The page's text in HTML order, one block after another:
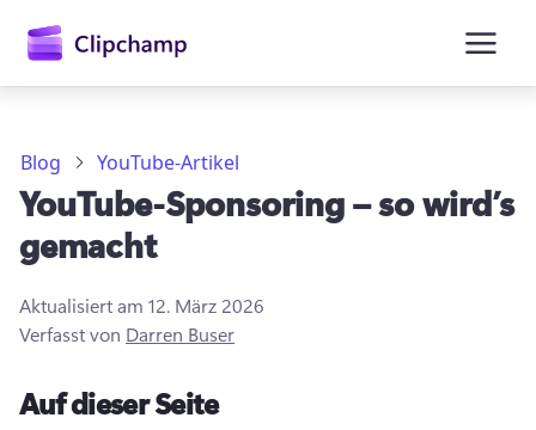
Anmelden
Blog YouTube-Artikel
YouTube-Sponsoring – so wird’s
gemacht
Aktualisiert am 12. März 2026
Verfasst von Darren Buser
Auf dieser Seite